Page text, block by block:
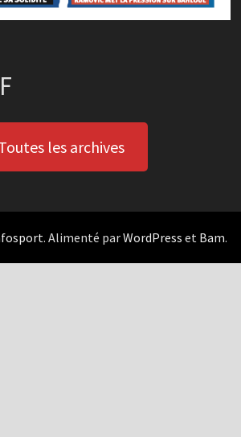
les archives
. Alimenté parWordPress et Bam.